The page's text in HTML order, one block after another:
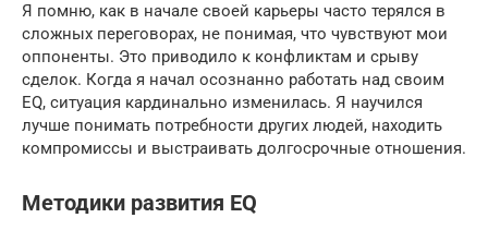
Я помню, как в начале своей карьеры часто терялся в
сложных переговорах, не понимая, что чувствуют мои
оппоненты. Это приводило к конфликтам и срыву
сделок. Когда я начал осознанно работать над своим
EQ, ситуация кардинально изменилась. Я научился
лучше понимать потребности других людей, находить
компромиссы и выстраивать долгосрочные отношения.
Методики развития EQ